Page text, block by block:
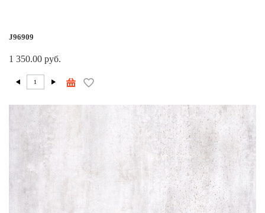
J96909
1 350.00 руб.